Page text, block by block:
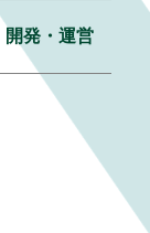
開発・運営